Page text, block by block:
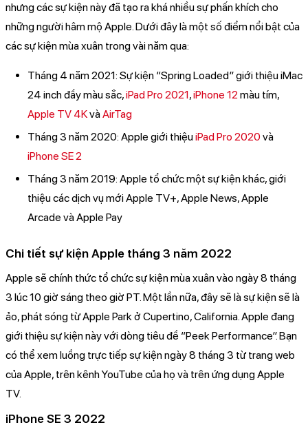
nhưng các sự kiện này đã tạo ra khá nhiều sự phấn khích cho
những người hâm mộ Apple. Dưới đây là một số điểm nổi bật của
các sự kiện mùa xuân trong vài năm qua:
Tháng 4 năm 2021: Sự kiện “Spring Loaded” giới thiệu iMac
24 inch đầy màu sắc,iPad Pro 2021,iPhone 12màu tím,
Apple TV 4KvàAirTag
Tháng 3 năm 2020: Apple giới thiệuiPad Pro 2020 và
iPhone SE 2
Tháng 3 năm 2019: Apple tổ chức một sự kiện khác, giới
thiệu các dịch vụ mới Apple TV+, Apple News, Apple
Arcade và Apple Pay
Chi tiết sự kiện Apple tháng 3 năm 2022
Apple sẽ chính thức tổ chức sự kiện mùa xuân vào ngày 8 tháng
3 lúc 10 giờ sáng theo giờ PT. Một lần nữa, đây sẽ là sự kiện sẽ là
ảo, phát sóng từ Apple Park ở Cupertino, California. Apple đang
giới thiệu sự kiện này với dòng tiêu đề “Peek Performance”. Bạn
có thể xem luồng trực tiếp sự kiện ngày 8 tháng 3 từ trang web
của Apple, trên kênh YouTube của họ và trên ứng dụng Apple
TV.
iPhone SE 3 2022